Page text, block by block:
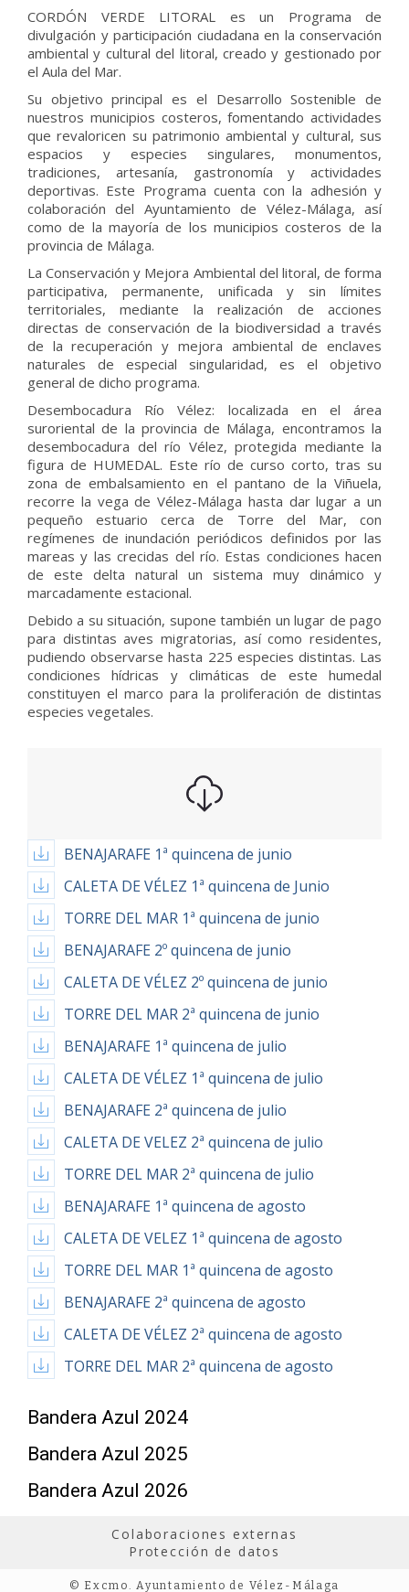
CORDÓN VERDE LITORAL es un Programa de
divulgación y participación ciudadana en la conservación
ambiental y cultural del litoral, creado y gestionado por
el Aula del Mar.
Su objetivo principal es el Desarrollo Sostenible de
nuestros municipios costeros, fomentando actividades
que revaloricen su patrimonio ambiental y cultural, sus
espacios y especies singulares, monumentos,
tradiciones, artesanía, gastronomía y actividades
deportivas. Este Programa cuenta con la adhesión y
colaboración del Ayuntamiento de Vélez-Málaga, así
como de la mayoría de los municipios costeros de la
provincia de Málaga.
La Conservación y Mejora Ambiental del litoral, de forma
participativa, permanente, unificada y sin límites
territoriales, mediante la realización de acciones
directas de conservación de la biodiversidad a través
de la recuperación y mejora ambiental de enclaves
naturales de especial singularidad, es el objetivo
general de dicho programa.
Desembocadura Río Vélez: localizada en el área
suroriental de la provincia de Málaga, encontramos la
desembocadura del río Vélez, protegida mediante la
figura de HUMEDAL. Este río de curso corto, tras su
zona de embalsamiento en el pantano de la Viñuela,
recorre la vega de Vélez-Málaga hasta dar lugar a un
pequeño estuario cerca de Torre del Mar, con
regímenes de inundación periódicos definidos por las
mareas y las crecidas del río. Estas condiciones hacen
de este delta natural un sistema muy dinámico y
marcadamente estacional.
Debido a su situación, supone también un lugar de pago
para distintas aves migratorias, así como residentes,
pudiendo observarse hasta 225 especies distintas. Las
condiciones hídricas y climáticas de este humedal
constituyen el marco para la proliferación de distintas
especies vegetales.
BENAJARAFE 1ª quincena de junio
CALETA DE VÉLEZ 1ª quincena de Junio
TORRE DEL MAR 1ª quincena de junio
BENAJARAFE 2º quincena de junio
CALETA DE VÉLEZ 2º quincena de junio
TORRE DEL MAR 2ª quincena de junio
BENAJARAFE 1ª quincena de julio
CALETA DE VÉLEZ 1ª quincena de julio
BENAJARAFE 2ª quincena de julio
CALETA DE VELEZ 2ª quincena de julio
TORRE DEL MAR 2ª quincena de julio
BENAJARAFE 1ª quincena de agosto
CALETA DE VELEZ 1ª quincena de agosto
TORRE DEL MAR 1ª quincena de agosto
BENAJARAFE 2ª quincena de agosto
CALETA DE VÉLEZ 2ª quincena de agosto
TORRE DEL MAR 2ª quincena de agosto
Bandera Azul 2024
Bandera Azul 2025
Bandera Azul 2026
Colaboraciones externas
Protección de datos
© Excmo. Ayuntamiento de Vélez-Málaga